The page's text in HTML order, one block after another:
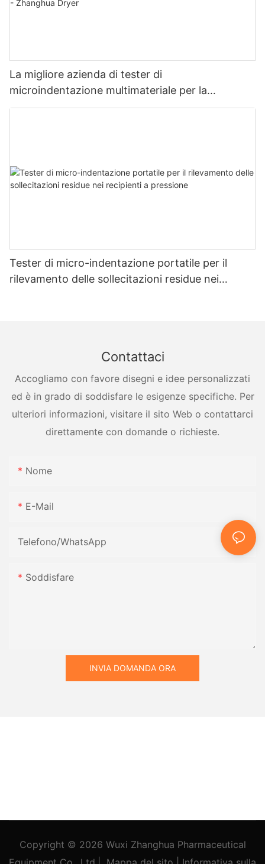
La migliore azienda di tester di
microindentazione multimateriale per la
misurazione della resistenza e dello stress -
Tester di micro-indentazione portatile per il
rilevamento delle sollecitazioni residue nei
Contattaci
Accogliamo con favore disegni e idee personalizzati
ed è in grado di soddisfare le esigenze specifiche. Per
ulteriori informazioni, visitare il sito Web o contattarci
direttamente con domande o richieste.
Nome
E-Mail
Telefono/WhatsApp
Soddisfare
INVIA DOMANDA ORA
Copyright © 2026 Wuxi Zhanghua Pharmaceutical